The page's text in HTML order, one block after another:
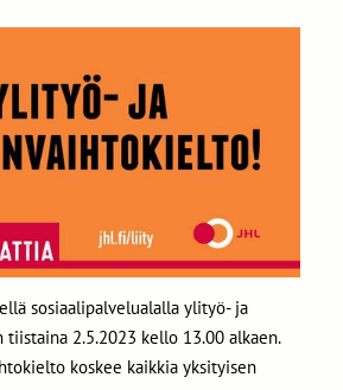
sosiaalipalvelualalla ylityö- ja
2.5.2023 kello 13.00 alkaen.
koskee kaikkia yksityisen